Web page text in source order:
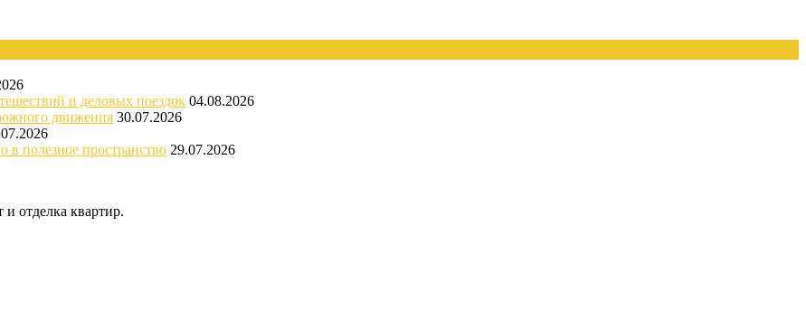
и деловых поездок 04.08.2026
движения 30.07.2026
в полезное пространство 29.07.2026
отделка квартир.